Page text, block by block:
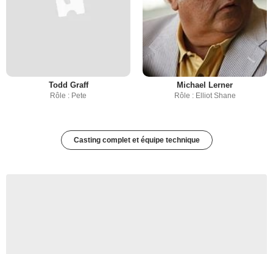
Todd Graff
Rôle : Pete
Michael Lerner
Rôle : Elliot Shane
Casting complet et équipe technique